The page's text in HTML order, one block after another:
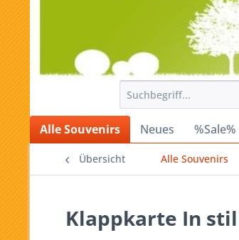
Alle Souvenirs Neues %Sale%
Übersicht Alle Souvenirs
Klappkarte In